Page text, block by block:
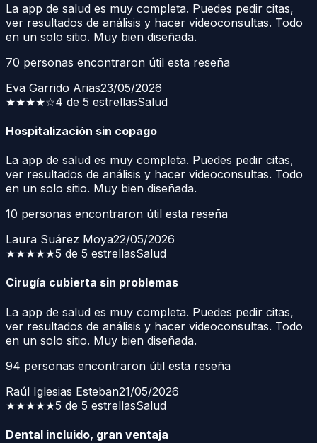
La app de salud es muy completa. Puedes pedir citas,
ver resultados de análisis y hacer videoconsultas. Todo
en un solo sitio. Muy bien diseñada.
70 personas encontraron útil esta reseña
Eva Garrido Arias23/05/2026
★★★★☆4 de 5 estrellasSalud
Hospitalización sin copago
La app de salud es muy completa. Puedes pedir citas,
ver resultados de análisis y hacer videoconsultas. Todo
en un solo sitio. Muy bien diseñada.
10 personas encontraron útil esta reseña
Laura Suárez Moya22/05/2026
★★★★★5 de 5 estrellasSalud
Cirugía cubierta sin problemas
La app de salud es muy completa. Puedes pedir citas,
ver resultados de análisis y hacer videoconsultas. Todo
en un solo sitio. Muy bien diseñada.
94 personas encontraron útil esta reseña
Raúl Iglesias Esteban21/05/2026
★★★★★5 de 5 estrellasSalud
Dental incluido, gran ventaja